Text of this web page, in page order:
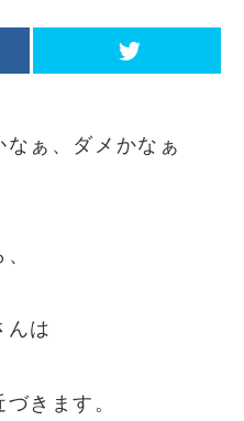
ぁ、ダメかなぁ
んは
きます。